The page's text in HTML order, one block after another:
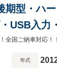
型・ハ
USB入力
巻きハ
年式